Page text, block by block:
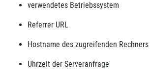
verwendetes Betriebssystem
Referrer URL
Hostname des zugreifenden Rechners
Uhrzeit der Serveranfrage